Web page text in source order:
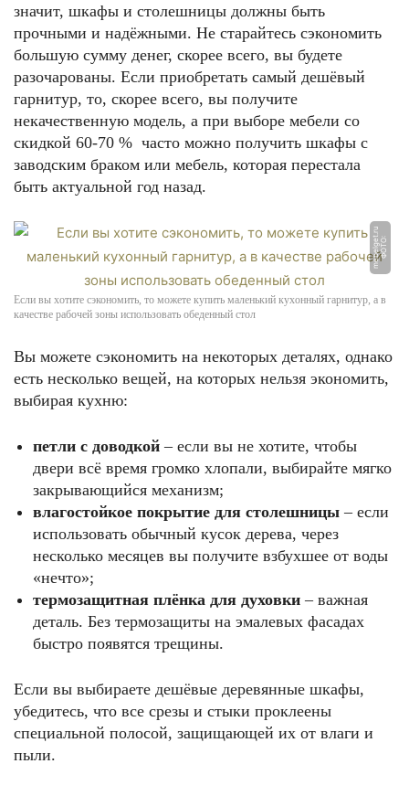
значит, шкафы и столешницы должны быть
прочными и надёжными. Не старайтесь сэкономить
большую сумму денег, скорее всего, вы будете
разочарованы. Если приобретать самый дешёвый
гарнитур, то, скорее всего, вы получите
некачественную модель, а при выборе мебели со
скидкой 60-70 % часто можно получить шкафы с
заводским браком или мебель, которая перестала
быть актуальной год назад.
Ф
О
Т
О:
m
e
b
el
g
e
t.
r
u
Если вы хотите сэкономить, то можете купить маленький кухонный гарнитур, а в
качестве рабочей зоны использовать обеденный стол
Вы можете сэкономить на некоторых деталях, однако
есть несколько вещей, на которых нельзя экономить,
выбирая кухню:
петли с доводкой – если вы не хотите, чтобы
двери всё время громко хлопали, выбирайте мягко
закрывающийся механизм;
влагостойкое покрытие для столешницы – если
использовать обычный кусок дерева, через
несколько месяцев вы получите взбухшее от воды
«нечто»;
термозащитная плёнка для духовки – важная
деталь. Без термозащиты на эмалевых фасадах
быстро появятся трещины.
Если вы выбираете дешёвые деревянные шкафы,
убедитесь, что все срезы и стыки проклеены
специальной полосой, защищающей их от влаги и
пыли.